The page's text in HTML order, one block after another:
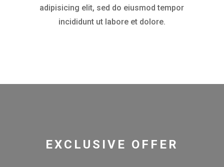
adipisicing elit, sed do eiusmod tempor
incididunt ut labore et dolore.
EXCLUSIVE OFFER